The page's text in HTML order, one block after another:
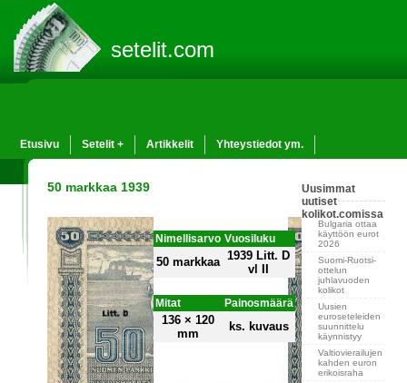
setelit.com
Etusivu Setelit + Artikkelit Yhteystiedot ym.
50 markkaa 1939
Nimellisarvo Vuosiluku
50 markkaa 1939 Litt. D
vl II
Mitat Painosmäärä
136 × 120
mm
ks. kuvaus
Uusimmat
uutiset
kolikot.comissa
Bulgaria ottaa
käyttöön eurot
2026
Suomi-Ruotsi-
ottelun
juhlavuoden
kolikot
Uusien
euroseteleiden
suunnittelu
käynnistyy
Valtiovierailujen
kahden euron
erikoisraha